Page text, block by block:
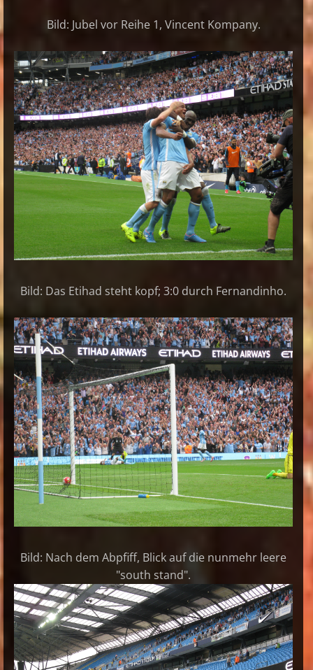
Bild: Jubel vor Reihe 1, Vincent Kompany.
Bild: Das Etihad steht kopf; 3:0 durch Fernandinho.
Bild: Nach dem Abpfiff, Blick auf die nunmehr leere
"south stand".